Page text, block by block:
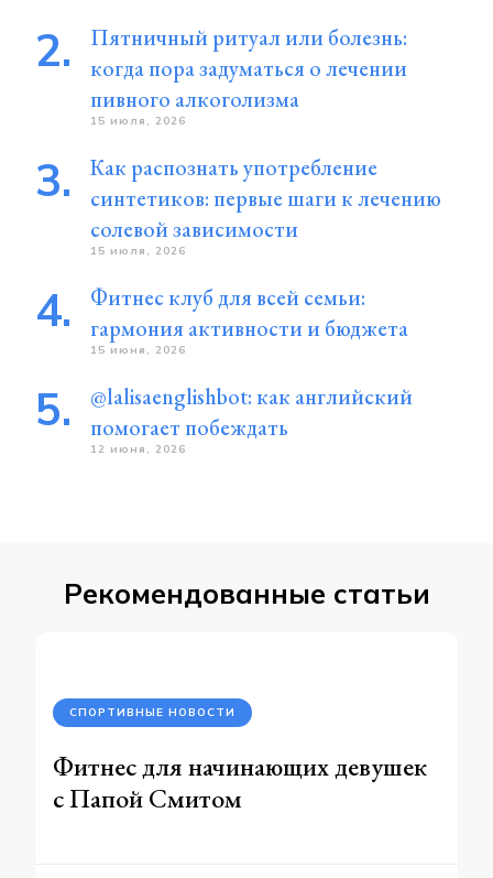
Пятничный ритуал или болезнь:
когда пора задуматься о лечении
пивного алкоголизма
15 июля, 2026
Как распознать употребление
синтетиков: первые шаги к лечению
солевой зависимости
15 июля, 2026
Фитнес клуб для всей семьи:
гармония активности и бюджета
15 июня, 2026
@lalisaenglishbot: как английский
помогает побеждать
12 июня, 2026
Рекомендованные статьи
СПОРТИВНЫЕ НОВОСТИ
Фитнес для начинающих девушек
с Папой Смитом